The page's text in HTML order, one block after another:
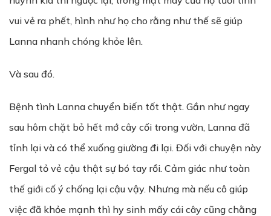
vui vẻ ra phết, hình như họ cho rằng như thế sẽ giúp
Lanna nhanh chóng khỏe lên.
Và sau đó.
Bệnh tình Lanna chuyển biến tốt thật. Gần như ngay
sau hôm chặt bỏ hết mớ cây cối trong vườn, Lanna đã
tỉnh lại và có thể xuống giường đi lại. Đối với chuyện này
Fergal tỏ vẻ cậu thật sự bó tay rồi. Cảm giác như toàn
thế giới cố ý chống lại cậu vậy. Nhưng mà nếu cô giúp
việc đã khỏe mạnh thì hy sinh mấy cái cây cũng chằng